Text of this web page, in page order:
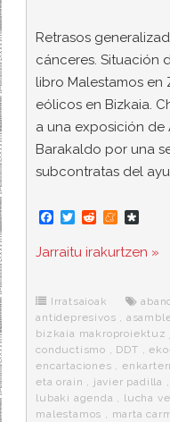
Retrasos
cánceres. Situación
libro Malestamos en
eólicos en Bizkaia.
a una exposición de
Barakaldo por una
subcontratas del
F
c
e
o
k
T
i
t
r
R
d
d
M
n
e
e
a
s
r
a
Jarraitu irakurtzen »
Irratsaioak
antidepresivos ,
bizkaia makroproiektuz
conductismo , DDT ,
encartaciones ,
eta orain , javier padilla ,
lubaki agenda , lucha
malestamos , marta